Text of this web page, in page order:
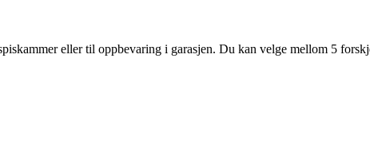
eller til oppbevaring i garasjen. Du kan velge mellom 5